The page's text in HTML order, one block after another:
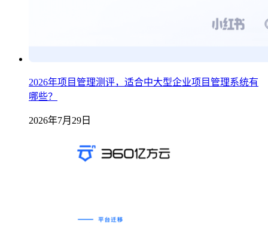
2026年项目管理测评，适合中大型企业项目管理系统有
哪些？
2026年7月29日